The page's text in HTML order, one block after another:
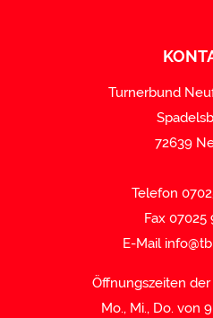
Turnerbund
72639
Telefon
Fax 07025
E-Mail
Öffnungszeiten
Mo., Mi., Do. von